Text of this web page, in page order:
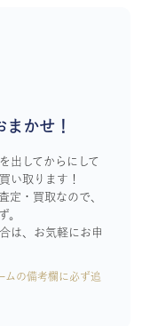
かせ！
出してからにして
い取ります！
定・買取なので、
。
は、お気軽にお申
ムの備考欄に必ず追